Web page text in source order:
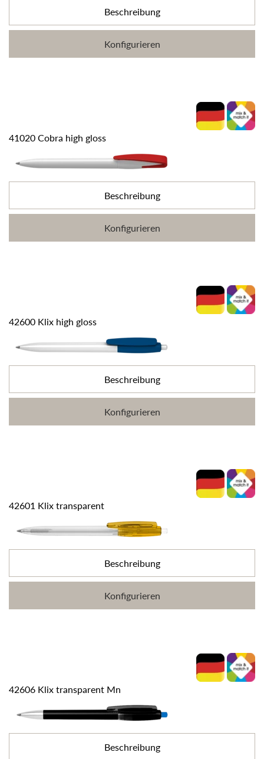
Beschreibung
Konfigurieren
41020 Cobra high gloss
Beschreibung
Konfigurieren
42600 Klix high gloss
Beschreibung
Konfigurieren
42601 Klix transparent
Beschreibung
Konfigurieren
42606 Klix transparent Mn
Beschreibung